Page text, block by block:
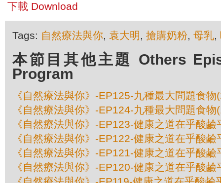
下載 Download
Tags: 自然療法與你, 袁大明 , 搶購奶粉, 母乳,
本節目其他主題 Others
Program
《自然療法與你》-EP125-九種最大問題食物
《自然療法與你》-EP124-九種最大問題食物
《自然療法與你》-EP123-健康之道在乎酸鹼
《自然療法與你》-EP122-健康之道在乎酸鹼
《自然療法與你》-EP121-健康之道在乎酸鹼
《自然療法與你》-EP120-健康之道在乎酸鹼